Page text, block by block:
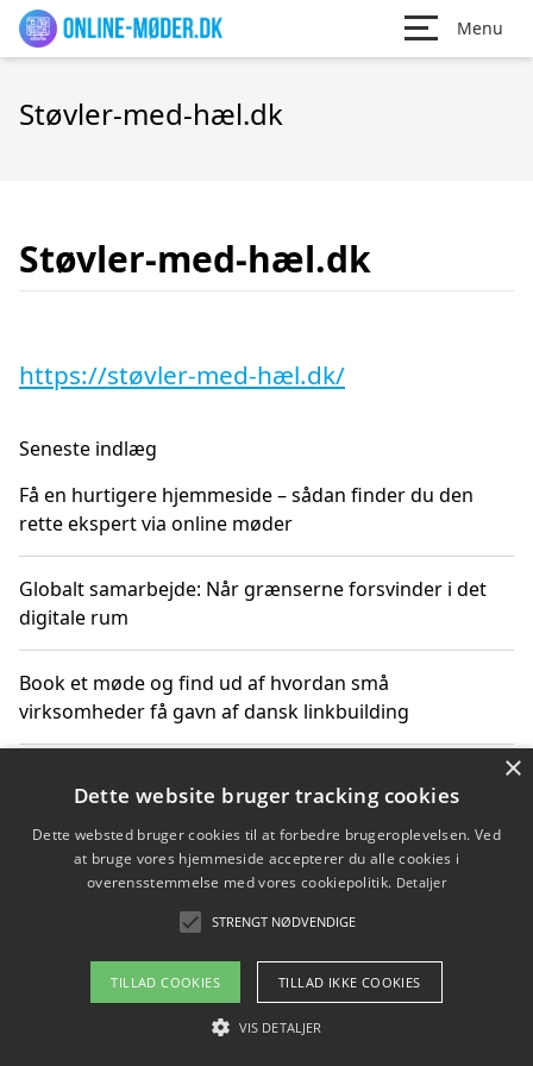
Menu
Støvler-med-hæl.dk
Støvler-med-hæl.dk
https://støvler-med-hæl.dk/
Seneste indlæg
Få en hurtigere hjemmeside – sådan finder du den
rette ekspert via online møder
Globalt samarbejde: Når grænserne forsvinder i det
digitale rum
Book et møde og find ud af hvordan små
virksomheder få gavn af dansk linkbuilding
får du indgår et samarbejde
Hold et møde med en WordPress ekspert og vælg den
mest professionelle til at vedligeholde din løsning
Copyright 2026 - Pilanto Aps
Om / kontakt
×
Dette website bruger tracking cookies
Dette websted bruger cookies til at forbedre brugeroplevelsen. Ved
at bruge vores hjemmeside accepterer du alle cookies i
overensstemmelse med vores cookiepolitik. Detaljer
STRENGT NØDVENDIGE
TILLAD COOKIES TILLAD IKKE COOKIES
VIS DETALJER